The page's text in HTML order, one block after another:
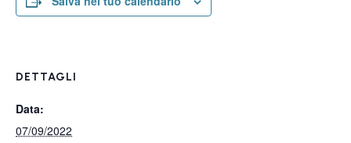
DETTAGLI
Data:
07/09/2022